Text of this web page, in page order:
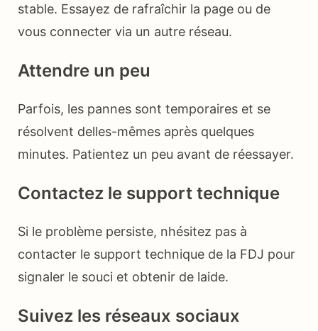
stable. Essayez de rafraîchir la page ou de
vous connecter via un autre réseau.
Attendre un peu
Parfois, les pannes sont temporaires et se
résolvent delles-mêmes après quelques
minutes. Patientez un peu avant de réessayer.
Contactez le support technique
Si le problème persiste, nhésitez pas à
contacter le support technique de la FDJ pour
signaler le souci et obtenir de laide.
Suivez les réseaux sociaux